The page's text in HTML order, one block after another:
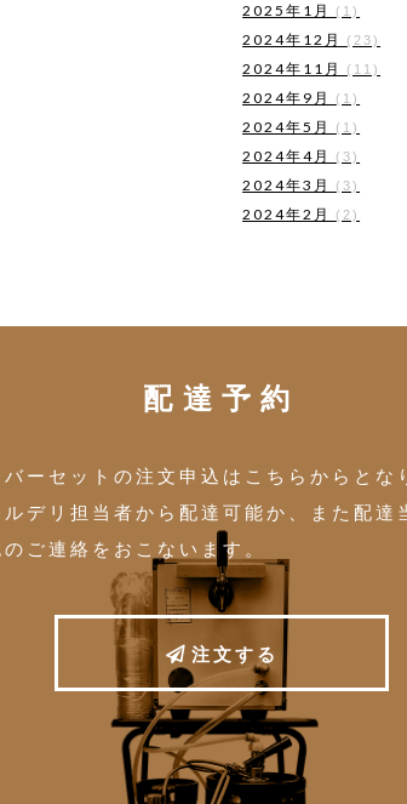
2025年1月 (1)
2024年12月 (23)
2024年11月 (11)
2024年9月 (1)
2024年5月 (1)
2024年4月 (3)
2024年3月 (3)
2024年2月 (2)
配達予約
ーセットの注文申込はこちらからとな
デリ担当者から配達可能か、また配達
ご連絡をおこないます。
注文す る